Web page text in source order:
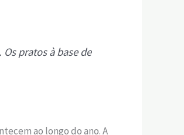
pratos à base de
ao longo do ano. A